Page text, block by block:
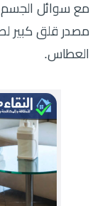
مع سوائل
مصدر قلق كبير
العطاس.